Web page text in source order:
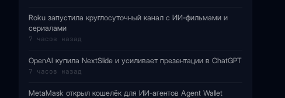
Roku запустила круглосуточный канал с ИИ-фильмами и
сериалами
7 часов назад
OpenAI купила NextSlide и усиливает презентации в ChatGPT
7 часов назад
MetaMask открыл кошелёк для ИИ-агентов Agent Wallet